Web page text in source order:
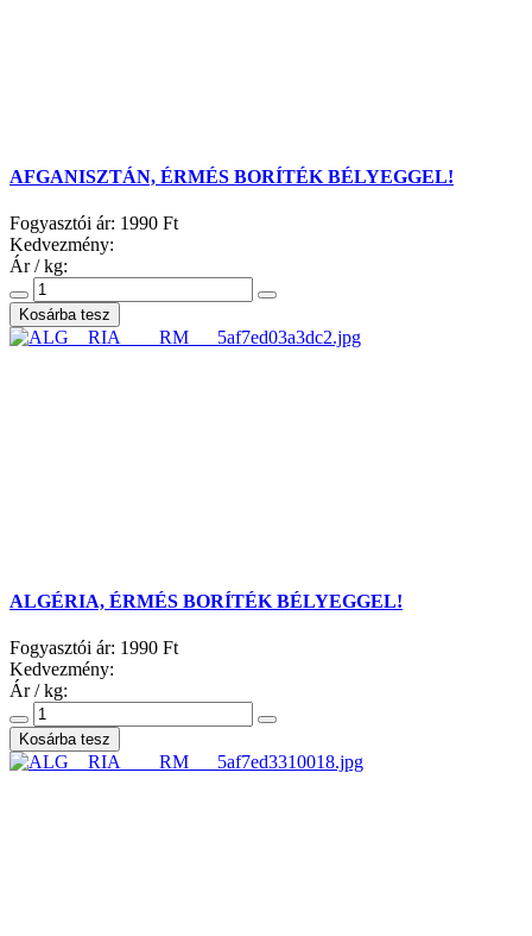
AFGANISZTÁN, ÉRMÉS BORÍTÉK BÉLYEGGEL!
Fogyasztói ár: 1990 Ft
Kedvezmény:
Ár / kg:
ALGÉRIA, ÉRMÉS BORÍTÉK BÉLYEGGEL!
Fogyasztói ár: 1990 Ft
Kedvezmény:
Ár / kg: